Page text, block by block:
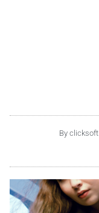
Byclicksoft